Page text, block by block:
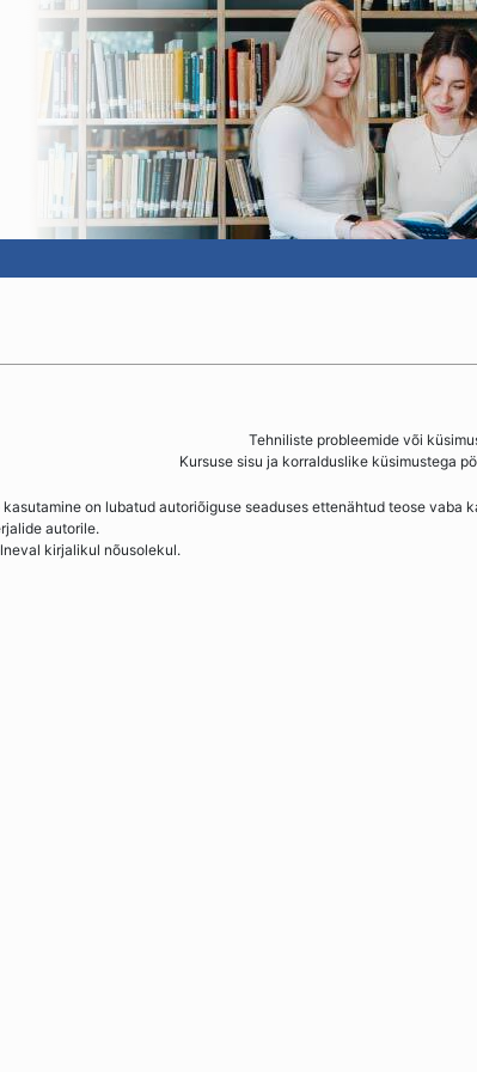
Tehniliste probleemide või
Kursuse sisu ja korralduslike küsimustega
on lubatud autoriõiguse seaduses ettenähtud teose vaba
autorile.
kirjalikul nõusolekul.